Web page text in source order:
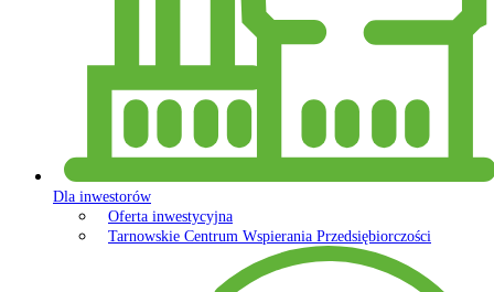
Dla inwestorów
Oferta inwestycyjna
Tarnowskie Centrum Wspierania Przedsiębiorczości